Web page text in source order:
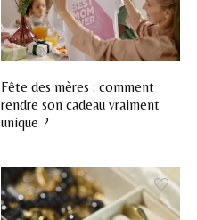
Fête des mères : comment
rendre son cadeau vraiment
unique ?